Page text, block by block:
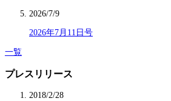
2026/7/9
2026年7月11日号
一覧
プレスリリース
2018/2/28